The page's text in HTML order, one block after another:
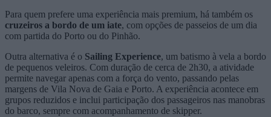
Para quem prefere uma experiência mais premium, há também os
cruzeiros a bordo de um iate, com opções de passeios de um dia
com partida do Porto ou do Pinhão.
Outra alternativa é o Sailing Experience, um batismo à vela a bordo
de pequenos veleiros. Com duração de cerca de 2h30, a atividade
permite navegar apenas com a força do vento, passando pelas
margens de Vila Nova de Gaia e Porto. A experiência acontece em
grupos reduzidos e inclui participação dos passageiros nas manobras
do barco, sempre com acompanhamento de skipper.